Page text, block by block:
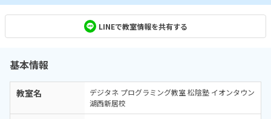
LINEで教室情報を共有する
基本情報
教室名
デジタネ プログラミング教室 松陰塾 イオンタウン
湖西新居校